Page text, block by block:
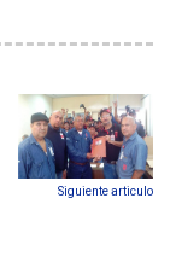
Siguiente articulo